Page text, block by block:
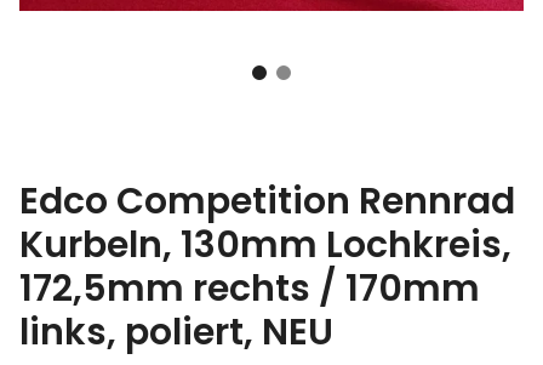
Edco Competition Rennrad
Kurbeln, 130mm Lochkreis,
172,5mm rechts / 170mm
links, poliert, NEU